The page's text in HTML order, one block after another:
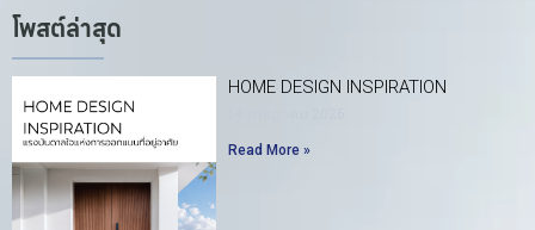
โพสต์ล่าสุด
HOME DESIGN INSPIRATION
Read More »